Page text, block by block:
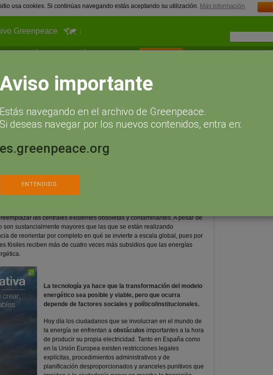
usa cookies. Si continúas navegando estás aceptando su utilización. Más información
Greenpeace
en ¿Qué puedes hacer tú? Actualidad Hazte socio
de crear, compartir y
100% renovable, eficiente e inteligente necesitará que millones
múltiples formas para que ocurra con la rapidez necesaria para
financiera
de 64,4 billones de dólares en 2050 a escala global, o 1,6 billones
las centrales existentes obsoletas y contaminantes. A pesar de
son sustancialmente mayores que las que se están realizando
de reorientar por completo en qué se invierte a escala global, pues por
fósiles reciben más de cuatro veces más subsidios que las energías
La tecnología ya hace que la transformación del modelo
energético sea posible y viable, pero que ocurra
depende de factores sociales y político/institucionales.
Hoy día los ciudadanos que se involucran en el mundo de
la energía se enfrentan a obstáculos importantes a la hora
de producir su propia electricidad. Tanto en España como
en la Unión Europea existen restricciones legales
explícitas, procedimientos administrativos y de
planificación desproporcionados y aranceles punitivos que
Aviso importante
Estás navegando en el archivo de Greenpeace.
Si deseas navegar por los nuevos contenidos, entra en:
es.greenpeace.org
ENTENDIDO